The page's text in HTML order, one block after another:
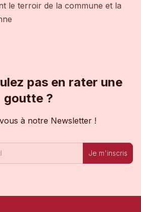
le terroir de la commune et la
pas en rater une
goutte ?
à notre Newsletter !
Je m'inscris